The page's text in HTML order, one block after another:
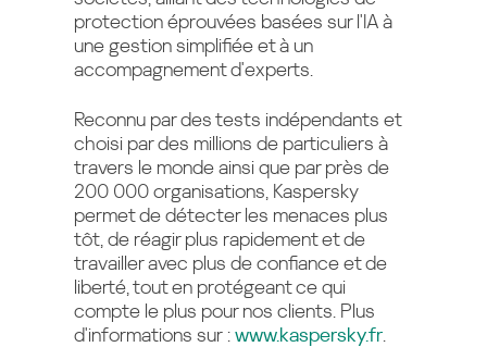
protection éprouvées basées sur l'IA à
une gestion simplifiée et à un
accompagnement d'experts.
Reconnu par des tests indépendants et
choisi par des millions de particuliers à
travers le monde ainsi que par près de
200 000 organisations, Kaspersky
permet de détecter les menaces plus
tôt, de réagir plus rapidement et de
travailler avec plus de confiance et de
liberté, tout en protégeant ce qui
compte le plus pour nos clients. Plus
d'informations sur :www.kaspersky.fr